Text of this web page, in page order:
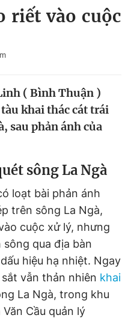
cần biết
hệ quảng cáo
riết vào cuộc
( Bình Thuận )
khai thác cát trái
sau phản ánh của
sông La Ngà
loạt bài phản ánh
trên sông La Ngà,
cuộc xử lý, nhưng
qua địa bàn
hiệu hạ nhiệt. Ngay
vẫn thản nhiên khai
La Ngà, trong khu
Cầu quản lý